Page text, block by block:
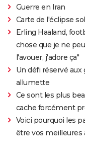
Guerre en Iran
Carte de l'éclipse
Erling Haaland,
chose que je ne
l'avouer, j'adore ça"
Un défi réservé aux
allumette
Ce sont les plus
cache forcément
Voici pourquoi les
être vos meilleures